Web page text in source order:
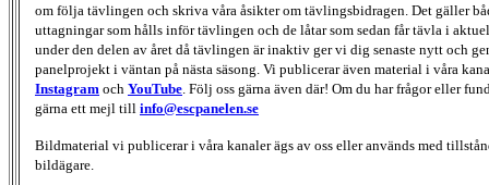
om följa tävlingen och skriva våra åsikter om tävlingsbidragen. Det gäller
uttagningar som hålls inför tävlingen och de låtar som sedan får tävla i
under den delen av året då tävlingen är inaktiv ger vi dig senaste nytt och
panelprojekt i väntan på nästa säsong. Vi publicerar även material i våra
Instagram och YouTube . Följ oss gärna även där! Om du har frågor eller
gärna ett mejl till info@escpanelen.se
Bildmaterial vi publicerar i våra kanaler ägs av oss eller används med
bildägare.